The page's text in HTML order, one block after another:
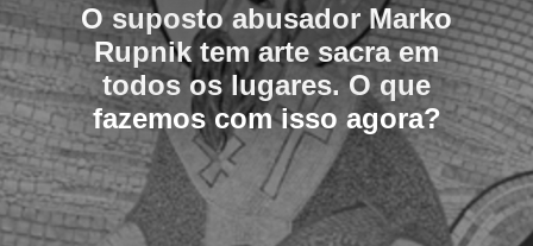
O suposto abusador Marko
Rupnik tem arte sacra em
todos os lugares. O que
fazemos com isso agora?